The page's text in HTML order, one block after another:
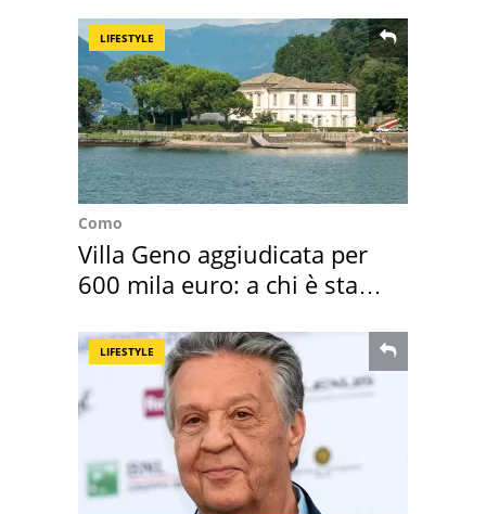
LIFESTYLE
Como
Villa Geno aggiudicata per
600 mila euro: a chi è stata
LIFESTYLE